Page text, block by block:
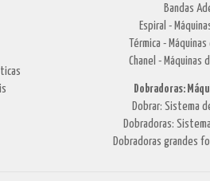
Bandas
Espiral -
Térmica -
Chanel - Máquinas
Dobradoras:
Dobrar: Sistema
Dobradoras:
Dobradoras grandes